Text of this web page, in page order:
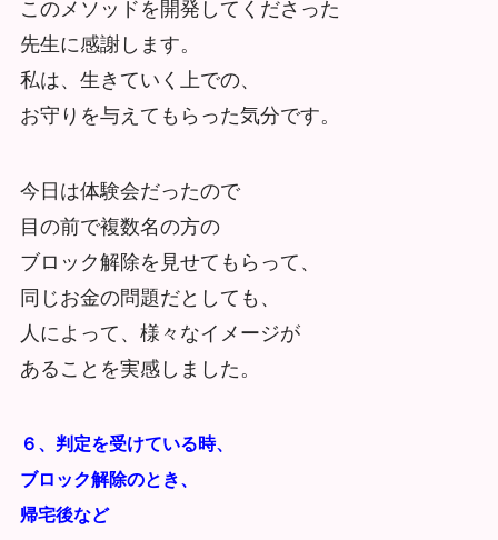
このメソッドを開発してくださった
先生に感謝します。
私は、生きていく上での、
お守りを与えてもらった気分です。
今日は体験会だったので
目の前で複数名の方の
ブロック解除を見せてもらって、
同じお金の問題だとしても、
人によって、様々なイメージが
あることを実感しました。
６、判定を受けている時、
ブロック解除のとき、
帰宅後など